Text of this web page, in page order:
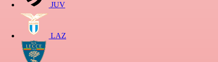
JUV
LAZ